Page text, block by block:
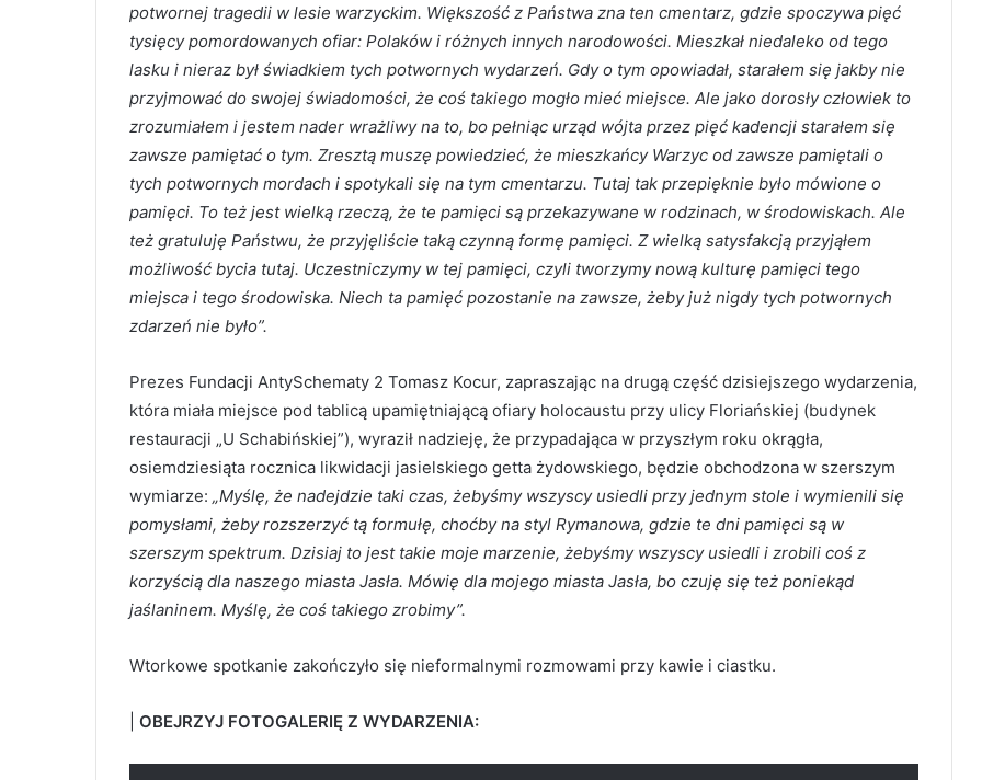
potwornej tragedii w lesie warzyckim. Większość z Państwa zna ten cmentarz, gdzie spoczywa pięć
tysięcy pomordowanych ofiar: Polaków i różnych innych narodowości. Mieszkał niedaleko od tego
lasku i nieraz był świadkiem tych potwornych wydarzeń. Gdy o tym opowiadał, starałem się jakby nie
przyjmować do swojej świadomości, że coś takiego mogło mieć miejsce. Ale jako dorosły człowiek to
zrozumiałem i jestem nader wrażliwy na to, bo pełniąc urząd wójta przez pięć kadencji starałem się
zawsze pamiętać o tym. Zresztą muszę powiedzieć, że mieszkańcy Warzyc od zawsze pamiętali o
tych potwornych mordach i spotykali się na tym cmentarzu. Tutaj tak przepięknie było mówione o
pamięci. To też jest wielką rzeczą, że te pamięci są przekazywane w rodzinach, w środowiskach. Ale
też gratuluję Państwu, że przyjęliście taką czynną formę pamięci. Z wielką satysfakcją przyjąłem
możliwość bycia tutaj. Uczestniczymy w tej pamięci, czyli tworzymy nową kulturę pamięci tego
miejsca i tego środowiska. Niech ta pamięć pozostanie na zawsze, żeby już nigdy tych potwornych
zdarzeń nie było”.
Prezes Fundacji AntySchematy 2 Tomasz Kocur, zapraszając na drugą część dzisiejszego wydarzenia,
która miała miejsce pod tablicą upamiętniającą ofiary holocaustu przy ulicy Floriańskiej (budynek
restauracji „U Schabińskiej”), wyraził nadzieję, że przypadająca w przyszłym roku okrągła,
osiemdziesiąta rocznica likwidacji jasielskiego getta żydowskiego, będzie obchodzona w szerszym
wymiarze: „Myślę, że nadejdzie taki czas, żebyśmy wszyscy usiedli przy jednym stole i wymienili się
pomysłami, żeby rozszerzyć tą formułę, choćby na styl Rymanowa, gdzie te dni pamięci są w
szerszym spektrum. Dzisiaj to jest takie moje marzenie, żebyśmy wszyscy usiedli i zrobili coś z
korzyścią dla naszego miasta Jasła. Mówię dla mojego miasta Jasła, bo czuję się też poniekąd
jaślaninem. Myślę, że coś takiego zrobimy”.
Wtorkowe spotkanie zakończyło się nieformalnymi rozmowami przy kawie i ciastku.
OBEJRZYJ FOTOGALERIĘ Z WYDARZENIA: